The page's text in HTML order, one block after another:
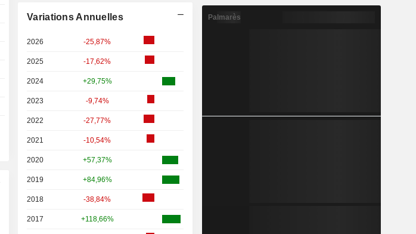
Variations Annuelles
2026 -25,87%
2025 -17,62%
2024 +29,75%
2023 -9,74%
2022 -27,77%
2021 -10,54%
2020 +57,37%
2019 +84,96%
2018 -38,84%
2017 +118,66%
Palmarès